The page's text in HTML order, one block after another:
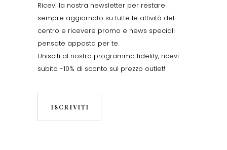
Ricevi la nostra newsletter per restare
sempre aggiornato su tutte le attività del
centro e ricevere promo e news speciali
pensate apposta per te.
Unisciti al nostro programma fidelity, ricevi
subito -10% di sconto sul prezzo outlet!
ISCRIVITI